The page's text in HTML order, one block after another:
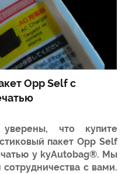
Opp Self с
что купите
пакет Opp Self
у kyAutobag®. Мы
с вами.